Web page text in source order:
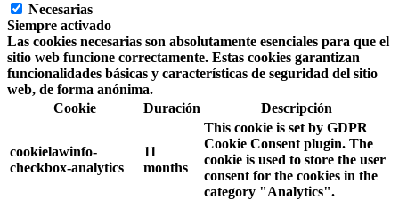
Necesarias
Siempre activado
Las cookies necesarias son absolutamente esenciales para que el
sitio web funcione correctamente. Estas cookies garantizan
funcionalidades básicas y características de seguridad del sitio
web, de forma anónima.
Cookie
Duración Descripción
cookielawinfo-
checkbox-analytics
11
months
This cookie is set by GDPR
Cookie Consent plugin. The
cookie is used to store the user
consent for the cookies in the
category "Analytics".